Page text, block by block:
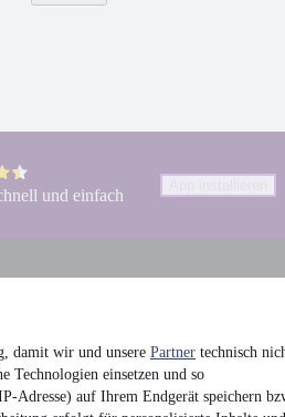
damit wir und unsere Partner technisch
Technologien einsetzen und so
Adresse) auf Ihrem Endgerät speichern
und einfach